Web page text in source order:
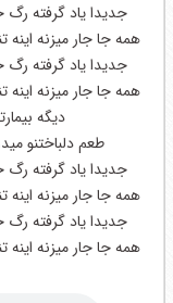
جدیدا یاد گرفته رگ
همه جا جار میزنه اینه
جدیدا یاد گرفته رگ
همه جا جار میزنه اینه
دیگه
طعم دلباختنو
جدیدا یاد گرفته رگ
همه جا جار میزنه اینه
جدیدا یاد گرفته رگ
همه جا جار میزنه اینه